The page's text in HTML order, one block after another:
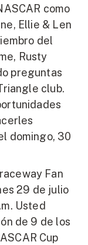
como
Ellie & Len
del
Rusty
preguntas
club.
domingo, 30
Fan
29 de julio
Usted
de 9 de los
Cup